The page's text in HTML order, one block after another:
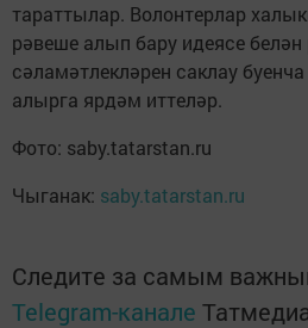
тараттылар. Волонтерлар
рәвеше алып бару идеясе
сәламәтлекләрен саклау
алырга ярдәм иттеләр.
Фото: saby.tatarstan.ru
Чыганак: saby.tatarstan.ru
Следите за самым
Telegram-канале